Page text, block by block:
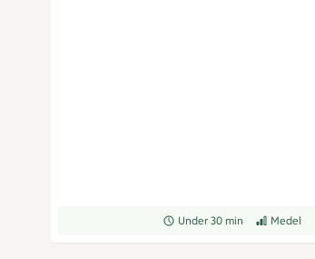
Receptet tar Under 30 min att
Under 30 min Receptet
Medel